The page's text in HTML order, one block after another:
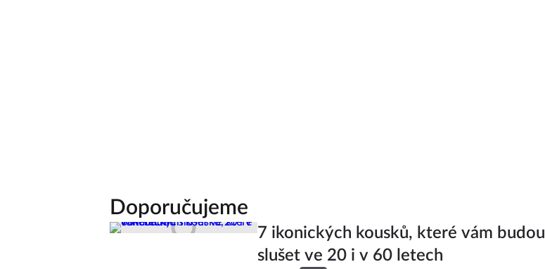
Doporučujeme
7 ikonických kousků, které vám budou
slušet ve 20 i v 60 letech